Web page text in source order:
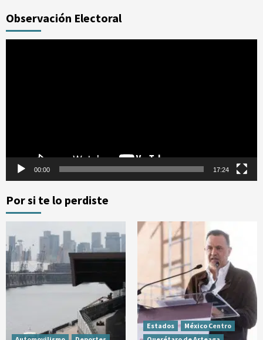
Observación Electoral
00:00 17:24
Por si te lo perdiste
Estados
México Centro